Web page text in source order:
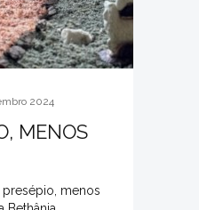
2024
MENOS
presépio, menos